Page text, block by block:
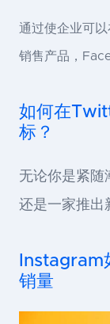
通过使企业可
销售产品，
如何在
标？
无论你是紧随
还是一家推
Instagram
销量